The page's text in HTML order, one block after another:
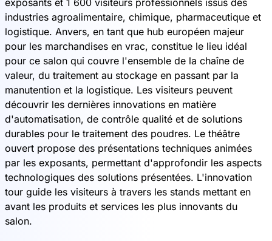
exposants et 1 600 visiteurs professionnels issus des
industries agroalimentaire, chimique, pharmaceutique et
logistique. Anvers, en tant que hub européen majeur
pour les marchandises en vrac, constitue le lieu idéal
pour ce salon qui couvre l'ensemble de la chaîne de
valeur, du traitement au stockage en passant par la
manutention et la logistique. Les visiteurs peuvent
découvrir les dernières innovations en matière
d'automatisation, de contrôle qualité et de solutions
durables pour le traitement des poudres. Le théâtre
ouvert propose des présentations techniques animées
par les exposants, permettant d'approfondir les aspects
technologiques des solutions présentées. L'innovation
tour guide les visiteurs à travers les stands mettant en
avant les produits et services les plus innovants du
salon.